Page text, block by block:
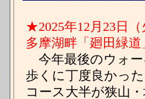
★2025年12月23日
多摩湖畔「廻田緑
今年最後のウォー
歩くに丁度良かっ
コース大半が狭山